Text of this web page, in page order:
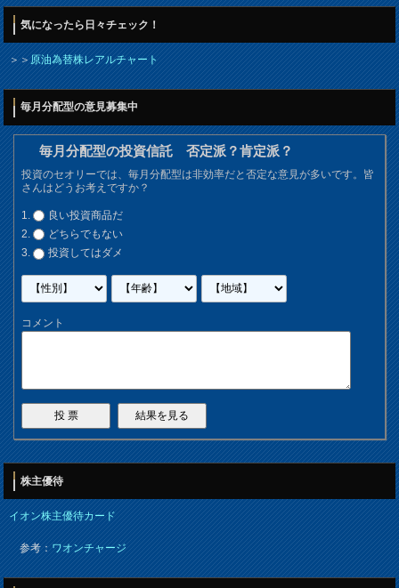
気になったら日々チェック！
＞＞原油為替株レアルチャート
毎月分配型の意見募集中
毎月分配型の投資信託 否定派？肯定派？
投資のセオリーでは、毎月分配型は非効率だと否定な意見が多いです。皆
さんはどうお考えですか？
良い投資商品だ
どちらでもない
投資してはダメ
コメント
株主優待
イオン株主優待カード
参考：ワオンチャージ